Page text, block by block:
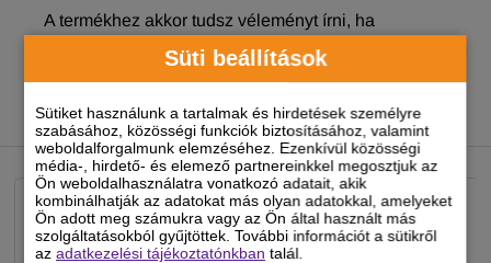
Süti beállítások
Sütiket használunk a tartalmak és hirdetések személyre
szabásához, közösségi funkciók biztosításához, valamint
weboldalforgalmunk elemzéséhez. Ezenkívül közösségi
média-, hirdető- és elemező partnereinkkel megosztjuk az
Ön weboldalhasználatra vonatkozó adatait, akik
kombinálhatják az adatokat más olyan adatokkal, amelyeket
Ön adott meg számukra vagy az Ön által használt más
szolgáltatásokból gyűjtöttek. További információt a sütikről
azadatkezelési tájékoztatónkban talál.
A termékhez akkor tudsz véleményt írni, ha
regisztrált és bejelentkezettfelhasználó vagy!
NEKED AJÁNLJUK